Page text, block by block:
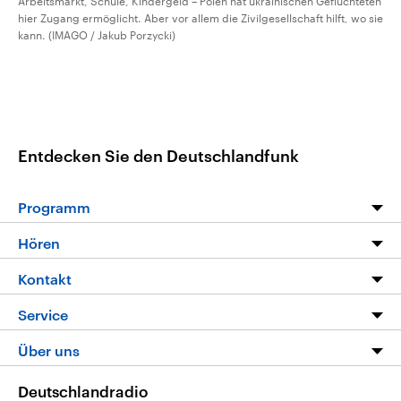
hier Zugang ermöglicht. Aber vor allem die Zivilgesellschaft hilft, wo sie
kann. (IMAGO / Jakub Porzycki)
Entdecken Sie den Deutschlandfunk
Programm
Programm
Die Nachrichten
Nachrichtenleicht
Neue Beiträge auf dlf.de
Hören
Livestream
Podcasts
Deutschlandfunk App
Nachrichten App
Kontakt
Hörerservice
Service
FAQ
Über uns
Deutschlandradio